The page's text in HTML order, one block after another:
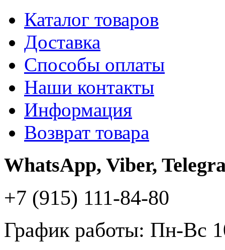
Каталог товаров
Доставка
Способы оплаты
Наши контакты
Информация
Возврат товара
WhatsApp, Viber,
+7 (915) 111-84-80
График работы: Пн-Вс